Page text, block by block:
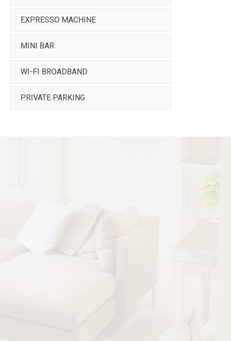
EXPRESSO MACHINE
MINI BAR
WI-FI BROADBAND
PRIVATE PARKING